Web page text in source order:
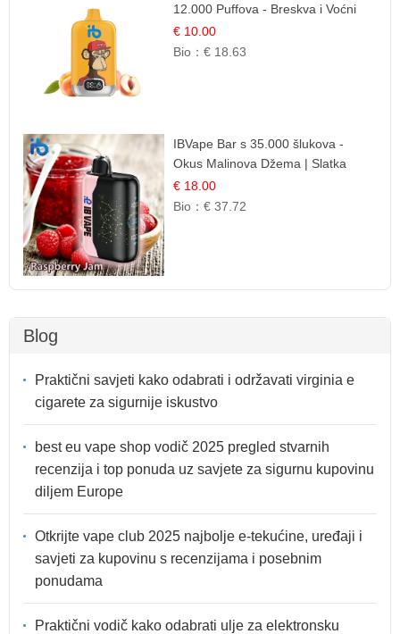
12.000 Puffova - Breskva i Voćni
Sok | Osježavajuća Voćna
Mješavina
€ 10.00
Bio：€ 18.63
IBVape Bar s 35.000 šlukova -
Okus Malinova Džema | Slatka
Voćna Aroma
€ 18.00
Bio：€ 37.72
Blog
Praktični savjeti kako odabrati i održavati virginia e
cigarete za sigurnije iskustvo
best eu vape shop vodič 2025 pregled stvarnih
recenzija i top ponuda uz savjete za sigurnu kupovinu
diljem Europe
Otkrijte vape club 2025 najbolje e-tekućine, uređaji i
savjeti za kupovinu s recenzijama i posebnim
ponudama
Praktični vodič kako odabrati ulje za elektronsku